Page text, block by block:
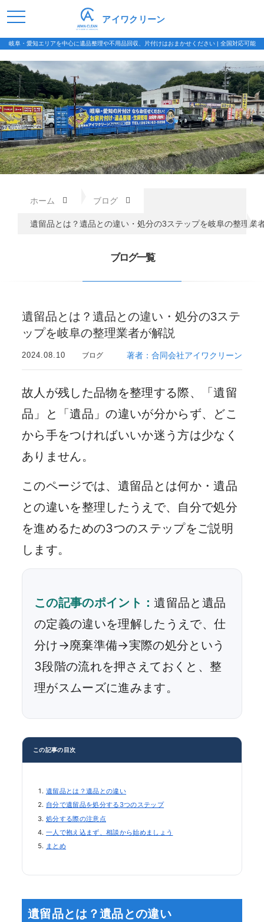
岐阜・愛知エリアを中心に遺品整理や不用品回収、片付けはおまかせください | 全国対応可能
アイワクリーン
ホーム ブログ
遺留品とは？遺品との違い・処分の3ステップを岐阜の整理業
ブログ一覧
遺留品とは？遺品との違い・処分の3ステ
ップを岐阜の整理業者が解説
2024.08.10 ブログ 著者：合同会社アイワクリーン
故人が残した品物を整理する際、「遺留
品」と「遺品」の違いが分からず、どこ
から手をつければいいか迷う方は少なく
ありません。
このページでは、遺留品とは何か・遺品
との違いを整理したうえで、自分で処分
を進めるための3つのステップをご説明
します。
この記事のポイント：遺留品と遺品
の定義の違いを理解したうえで、仕
分け→廃棄準備→実際の処分という
3段階の流れを押さえておくと、整
理がスムーズに進みます。
この記事の目次
遺留品とは？遺品との違い
自分で遺留品を処分する3つのステップ
処分する際の注意点
一人で抱え込まず、相談から始めましょう
まとめ
遺留品とは？遺品との違い